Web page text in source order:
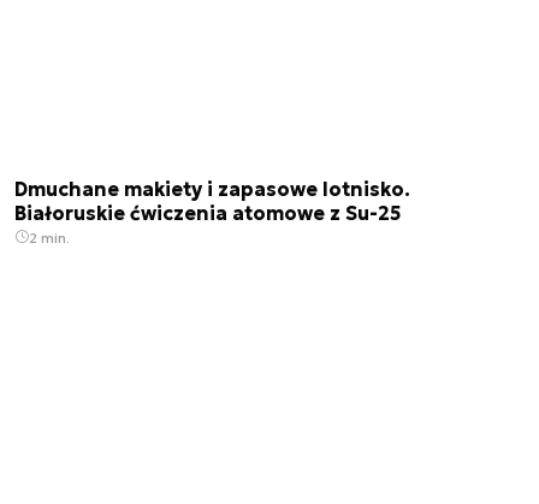
Dmuchane makiety i zapasowe lotnisko.
Białoruskie ćwiczenia atomowe z Su-25
2 min.